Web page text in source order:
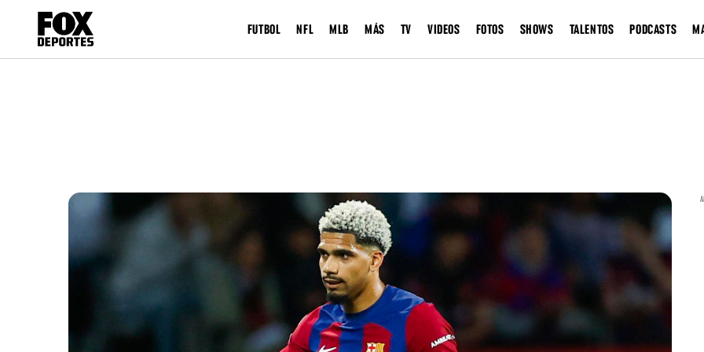
FUTBOL NFL MLB MÁS TV VIDEOS FOTOS SHOWS TALENTOS PODCASTS